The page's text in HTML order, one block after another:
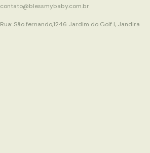
contato@blessmybaby.com.br
Rua: São fernando,1246 Jardim do Golf I, Jandira